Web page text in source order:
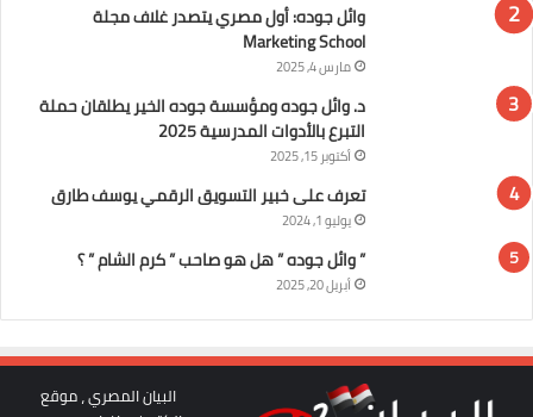
وائل جوده: أول مصري يتصدر غلاف مجلة
Marketing School
مارس 4, 2025
د. وائل جوده ومؤسسة جوده الخير يطلقان حملة
التبرع بالأدوات المدرسية 2025
أكتوبر 15, 2025
تعرف على خبير التسويق الرقمي يوسف طارق
يوليو 1, 2024
” وائل جوده ” هل هو صاحب ” كرم الشام ” ؟
أبريل 20, 2025
البيان المصري ، موقع